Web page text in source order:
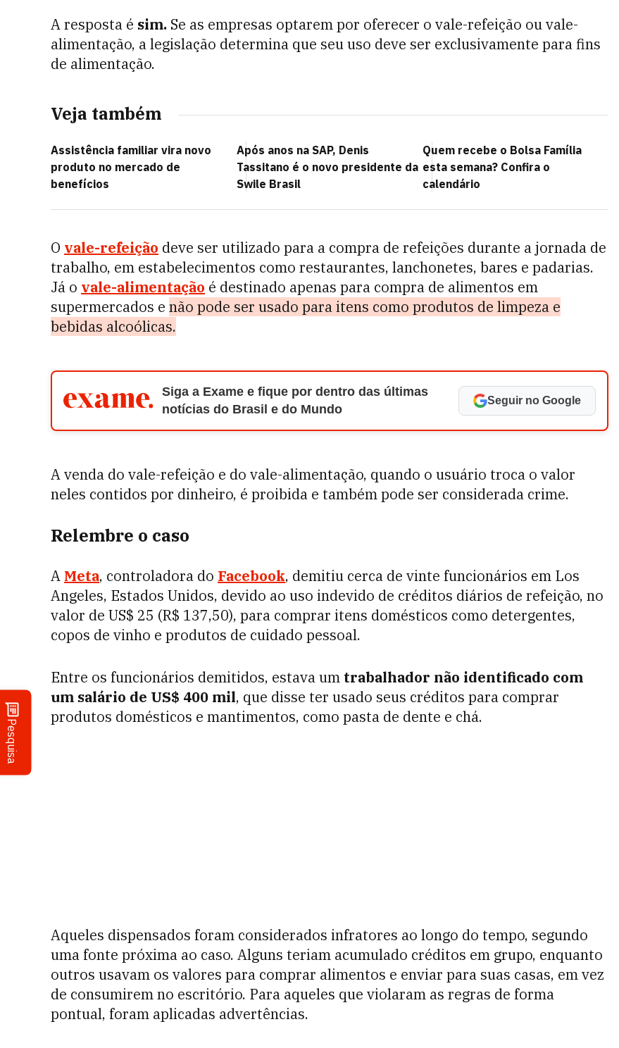
Pesquisa
A resposta é sim. Se as empresas optarem por oferecer o vale-refeição ou vale-
alimentação, a legislação determina que seu uso deve ser exclusivamente para fins
de alimentação.
Veja também
Assistência familiar vira novo
produto no mercado de
benefícios
Após anos na SAP, Denis
Tassitano é o novo presidente da
Swile Brasil
Quem recebe o Bolsa Família
esta semana? Confira o
calendário
O vale-refeição deve ser utilizado para a compra de refeições durante a jornada de
trabalho, em estabelecimentos como restaurantes, lanchonetes, bares e padarias.
Já o vale-alimentação é destinado apenas para compra de alimentos em
supermercados e não pode ser usado para itens como produtos de limpeza e
bebidas alcoólicas.
Siga a Exame e fique por dentro das últimas
notícias do Brasil e do Mundo
Seguir no Google
A venda do vale-refeição e do vale-alimentação, quando o usuário troca o valor
neles contidos por dinheiro, é proibida e também pode ser considerada crime.
Relembre o caso
A Meta, controladora do Facebook, demitiu cerca de vinte funcionários em Los
Angeles, Estados Unidos, devido ao uso indevido de créditos diários de refeição, no
valor de US$ 25 (R$ 137,50), para comprar itens domésticos como detergentes,
copos de vinho e produtos de cuidado pessoal.
Entre os funcionários demitidos, estava um trabalhador não identificado com
um salário de US$ 400 mil, que disse ter usado seus créditos para comprar
produtos domésticos e mantimentos, como pasta de dente e chá.
Aqueles dispensados foram considerados infratores ao longo do tempo, segundo
uma fonte próxima ao caso. Alguns teriam acumulado créditos em grupo, enquanto
outros usavam os valores para comprar alimentos e enviar para suas casas, em vez
de consumirem no escritório. Para aqueles que violaram as regras de forma
pontual, foram aplicadas advertências.